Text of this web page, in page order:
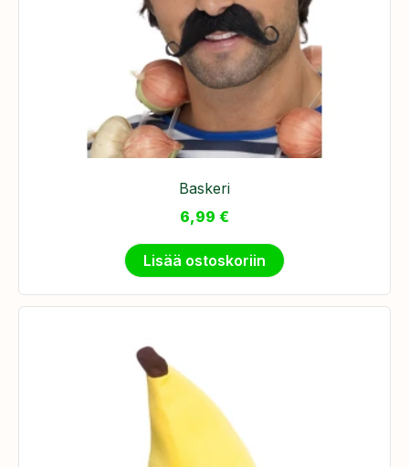
Baskeri
6,99 €
Lisää ostoskoriin